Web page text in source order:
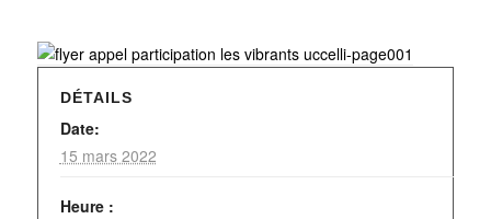
DÉTAILS
Date:
15 mars 2022
Heure :